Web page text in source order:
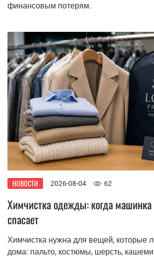
финансовым потерям.
НОВОСТИ 2026-08-04 62
Химчистка одежды: когда
спасает
Химчистка нужна для вещей, которые
дома: пальто, костюмы, шерсть,